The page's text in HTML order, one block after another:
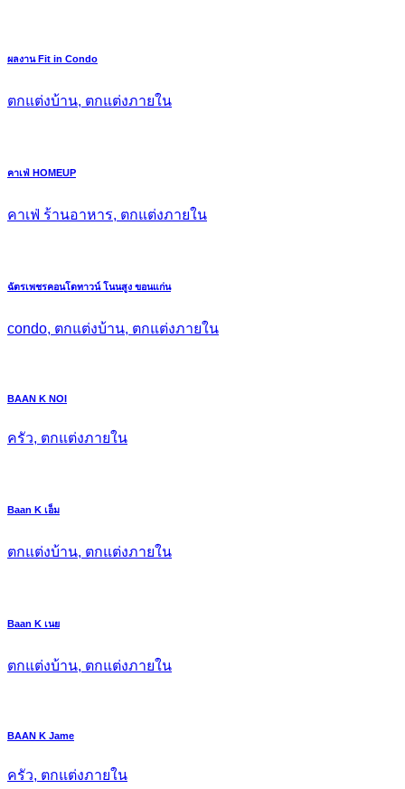
ผลงาน Fit in Condo
ตกแต่งบ้าน, ตกแต่งภายใน
คาเฟ่ HOMEUP
คาเฟ่ ร้านอาหาร, ตกแต่งภายใน
ฉัตรเพชรคอนโดทาวน์ โนนสูง ขอนแก่น
condo, ตกแต่งบ้าน, ตกแต่งภายใน
BAAN K NOI
ครัว, ตกแต่งภายใน
Baan K เอ็ม
ตกแต่งบ้าน, ตกแต่งภายใน
Baan K เนย
ตกแต่งบ้าน, ตกแต่งภายใน
BAAN K Jame
ครัว, ตกแต่งภายใน